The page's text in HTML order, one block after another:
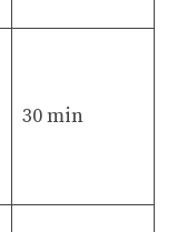
30 min